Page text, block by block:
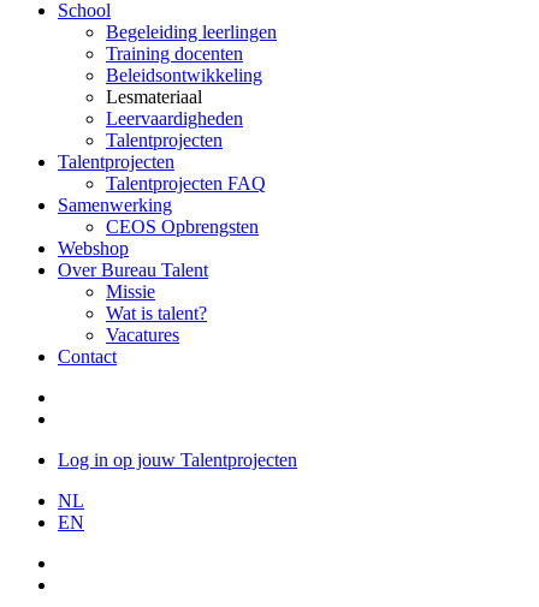
School
Begeleiding leerlingen
Training docenten
Beleidsontwikkeling
Lesmateriaal
Leervaardigheden
Talentprojecten
Talentprojecten
Talentprojecten FAQ
Samenwerking
CEOS Opbrengsten
Webshop
Over Bureau Talent
Missie
Wat is talent?
Vacatures
Contact
Log in op jouw Talentprojecten
NL
EN